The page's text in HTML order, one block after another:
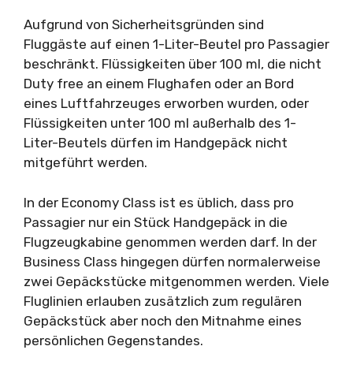
Aufgrund von Sicherheitsgründen sind
Fluggäste auf einen 1-Liter-Beutel pro Passagier
beschränkt. Flüssigkeiten über 100 ml, die nicht
Duty free an einem Flughafen oder an Bord
eines Luftfahrzeuges erworben wurden, oder
Flüssigkeiten unter 100 ml außerhalb des 1-
Liter-Beutels dürfen im Handgepäck nicht
mitgeführt werden.
In der Economy Class ist es üblich, dass pro
Passagier nur ein Stück Handgepäck in die
Flugzeugkabine genommen werden darf. In der
Business Class hingegen dürfen normalerweise
zwei Gepäckstücke mitgenommen werden. Viele
Fluglinien erlauben zusätzlich zum regulären
Gepäckstück aber noch den Mitnahme eines
persönlichen Gegenstandes.